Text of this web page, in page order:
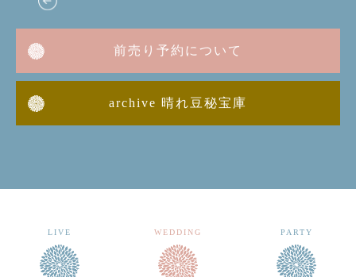
前売り予約について
archive 晴れ豆秘宝庫
LIVE WEDDING PARTY